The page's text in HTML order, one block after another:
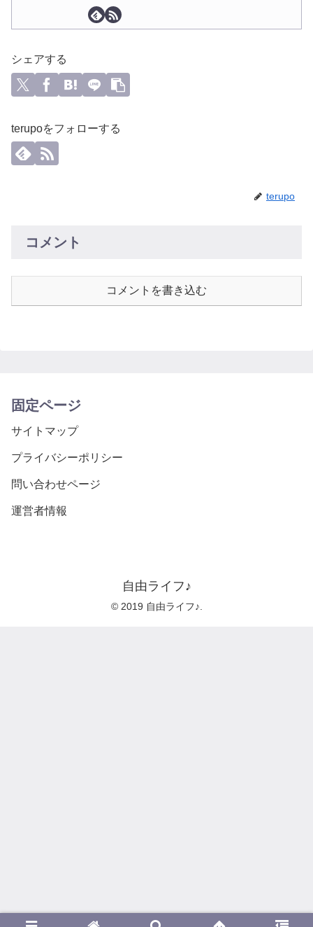
シェアする
terupoをフォローする
terupo
コメント
コメントを書き込む
固定ページ
サイトマップ
プライバシーポリシー
問い合わせページ
運営者情報
自由ライフ♪
© 2019 自由ライフ♪.